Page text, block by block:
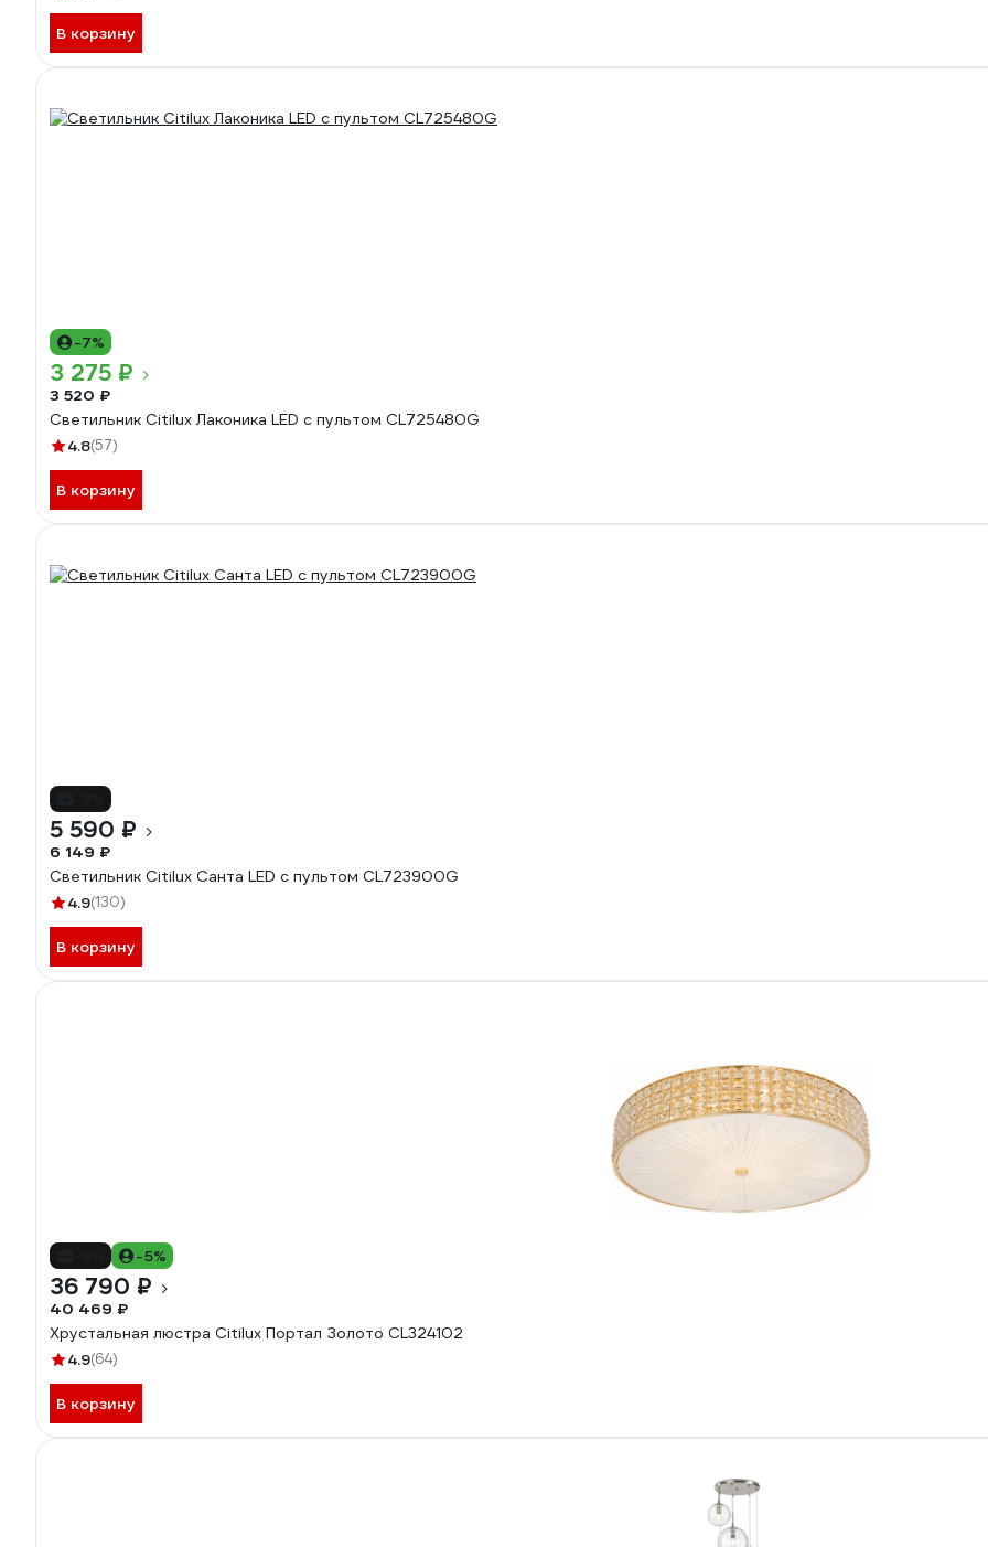
В корзину
-7%
3 275 ₽
3 520 ₽
Светильник Citilux Лаконика LED с пультом CL725480G
4.8(57)
В корзину
5 590 ₽
6 149 ₽
Светильник Citilux Санта LED с пультом CL723900G
4.9(130)
В корзину
-5%
36 790 ₽
40 469 ₽
Хрустальная люстра Citilux Портал Золото CL324102
4.9(64)
В корзину